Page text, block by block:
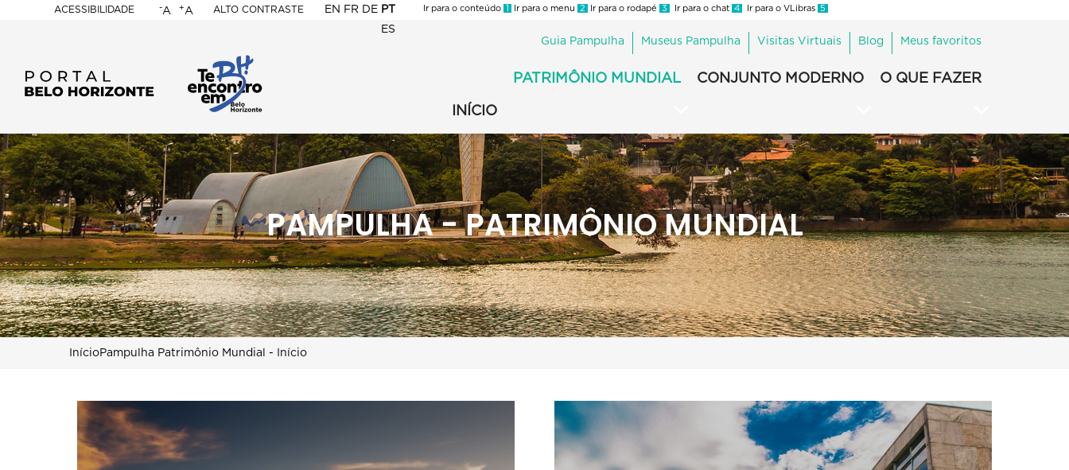
ACESSIBILIDADE
BELO
-A +A ALTO CONTRASTE EN FR DE PT
ES
Ir para o conteúdo 1 Ir para o menu 2 Ir para o rodapé 3 Ir para o chat 4 Ir para o VLibras 5
Secundário
Guia Pampulha Museus Pampulha Visitas Virtuais Blog Meus favoritos
INÍCIO
PATRIMÔNIO MUNDIAL CONJUNTO MODERNO O QUE FAZER
PAMPULHA - PATRIMÔNIO MUNDIAL
Trilha
navegação
InícioPampulha Patrimônio Mundial - Início